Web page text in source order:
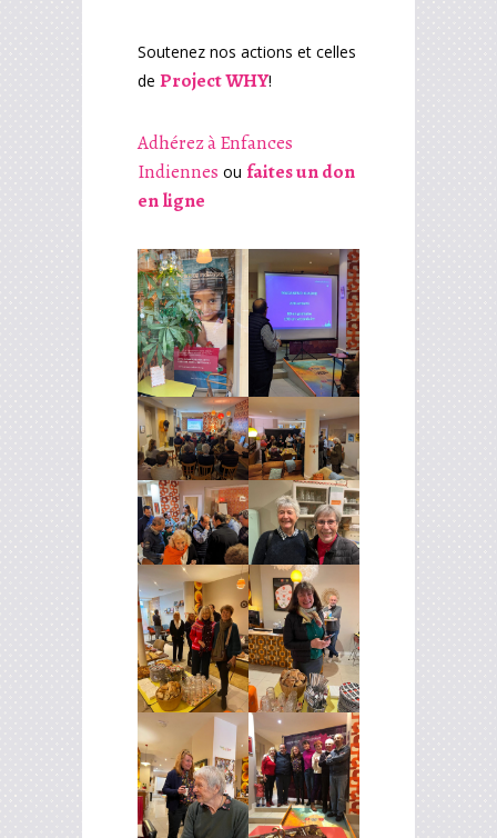
Soutenez nos actions et celles
de Project WHY!
Adhérez à Enfances
Indiennes ou faites un don
en ligne